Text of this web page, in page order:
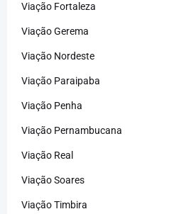
Viação Fortaleza
Viação Gerema
Viação Nordeste
Viação Paraipaba
Viação Penha
Viação Pernambucana
Viação Real
Viação Soares
Viação Timbira